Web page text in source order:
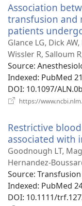
Association
transfusion
patients
Glance LG, Dick
Wissler R, Salloum
Source‎:
Indexed‎: PubMed
DOI‎: 10.1097/
https://
Restrictive
associated with
Goodnough LT,
Hernandez-
Source‎: Transfusion
Indexed‎: PubMed
DOI‎: 10.1111/